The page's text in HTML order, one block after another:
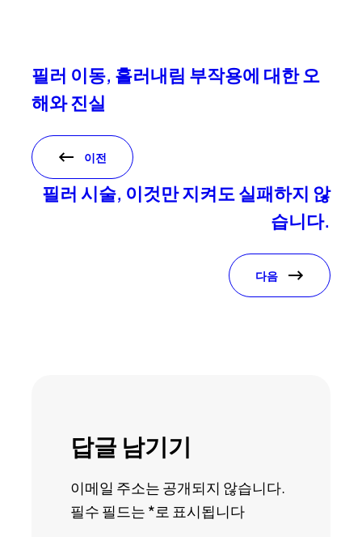
필러 이동, 흘러내림 부작용에 대한 오
해와 진실
이전
필러 시술, 이것만 지켜도 실패하지 않
습니다.
다음
답글 남기기
이메일 주소는 공개되지 않습니다.
필수 필드는 *로 표시됩니다